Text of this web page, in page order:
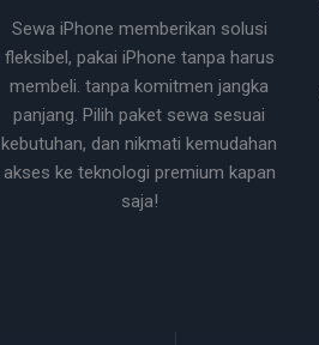
Sewa iPhone memberikan solusi
fleksibel, pakai iPhone tanpa harus
membeli. tanpa komitmen jangka
panjang. Pilih paket sewa sesuai
kebutuhan, dan nikmati kemudahan
akses ke teknologi premium kapan
saja!